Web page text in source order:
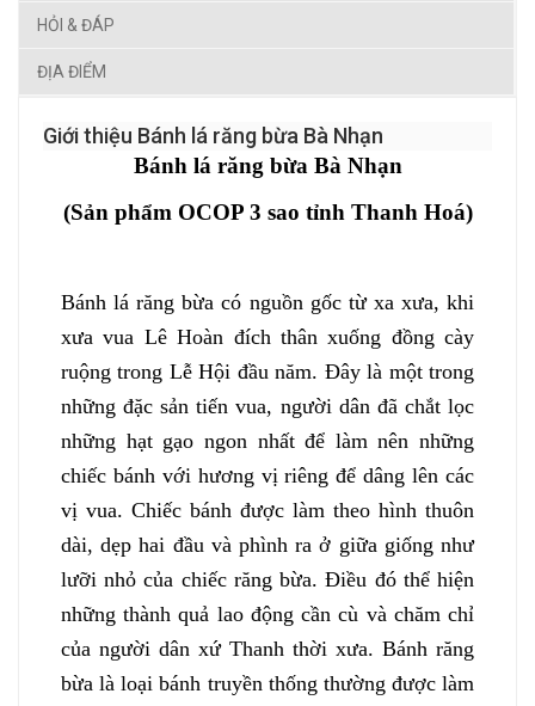
HỎI & ĐÁP
ĐỊA ĐIỂM
Giới thiệu Bánh lá răng bừa Bà Nhạn
Bánh lá răng bừa Bà Nhạn
(Sản phẩm OCOP 3 sao tỉnh Thanh Hoá)
Bánh lá răng bừa có nguồn gốc từ xa xưa, khi
xưa vua Lê Hoàn đích thân xuống đồng cày
ruộng trong Lễ Hội đầu năm. Đây là một trong
những đặc sản tiến vua, người dân đã chắt lọc
những hạt gạo ngon nhất để làm nên những
chiếc bánh với hương vị riêng để dâng lên các
vị vua. Chiếc bánh được làm theo hình thuôn
dài, dẹp hai đầu và phình ra ở giữa giống như
lưỡi nhỏ của chiếc răng bừa. Điều đó thể hiện
những thành quả lao động cần cù và chăm chỉ
của người dân xứ Thanh thời xưa. Bánh răng
bừa là loại bánh truyền thống thường được làm